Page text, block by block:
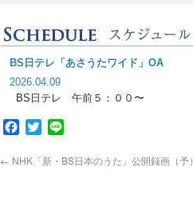
BS日テレ「あさうたワイド」OA
2026.04.09
BS日テレ 午前５：００〜
Facebook
Twitter
← NHK「新・BS日本のうた」公開録画（予）